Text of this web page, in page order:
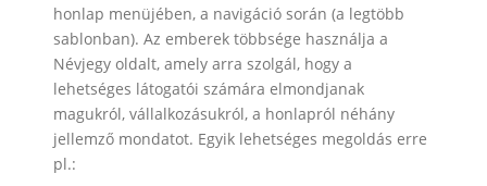
honlap menüjében, a navigáció során (a legtöbb
sablonban). Az emberek többsége használja a
Névjegy oldalt, amely arra szolgál, hogy a
lehetséges látogatói számára elmondjanak
magukról, vállalkozásukról, a honlapról néhány
jellemző mondatot. Egyik lehetséges megoldás erre
pl.: